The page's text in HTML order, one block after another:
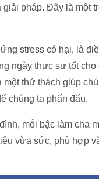
pháp. Đây là một
stress có hại, là
ngày thực sự tốt
một thử thách giúp
chúng ta phấn đấu.
mỗi bậc làm cha
vừa sức, phù hợp